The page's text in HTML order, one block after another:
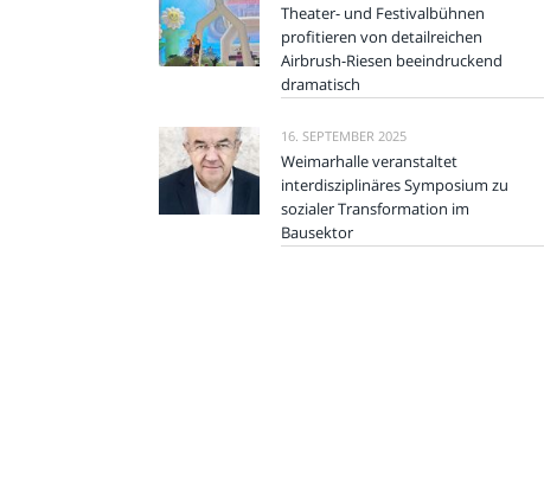
Theater- und Festivalbühnen
profitieren von detailreichen
Airbrush-Riesen beeindruckend
dramatisch
16. SEPTEMBER 2025
Weimarhalle veranstaltet
interdisziplinäres Symposium zu
sozialer Transformation im
Bausektor